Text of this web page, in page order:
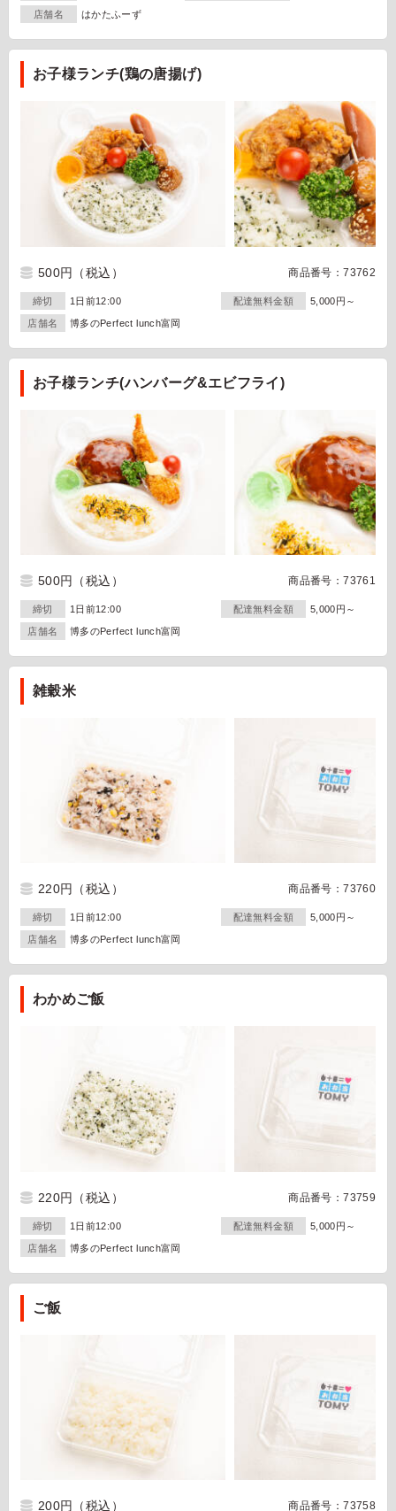
店舗名 はかたふーず
お子様ランチ(鶏の唐揚げ)
500円 （税込） 商品番号：73762
締切 1日前12:00 配達無料金額 5,000円～
店舗名 博多のPerfect lunch富岡
お子様ランチ(ハンバーグ&エビフライ)
500円 （税込） 商品番号：73761
締切 1日前12:00 配達無料金額 5,000円～
店舗名 博多のPerfect lunch富岡
雑穀米
220円 （税込） 商品番号：73760
締切 1日前12:00 配達無料金額 5,000円～
店舗名 博多のPerfect lunch富岡
わかめご飯
220円 （税込） 商品番号：73759
締切 1日前12:00 配達無料金額 5,000円～
店舗名 博多のPerfect lunch富岡
ご飯
200円 （税込） 商品番号：73758